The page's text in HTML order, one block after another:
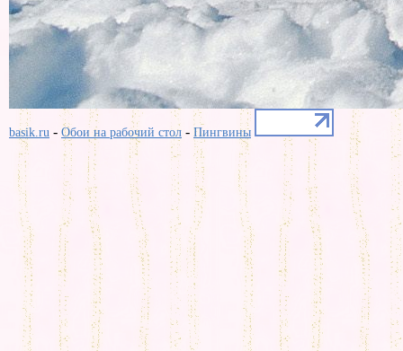
basik.ru - Обои на рабочий стол - Пингвины